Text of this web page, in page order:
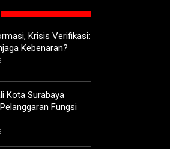
Krisis Verifikasi:
Kebenaran?
Kota Surabaya
Fungsi